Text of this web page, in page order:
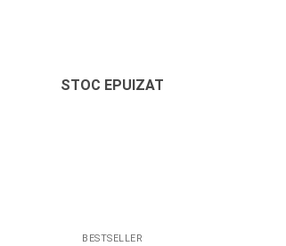
STOC EPUIZAT
BESTSELLER